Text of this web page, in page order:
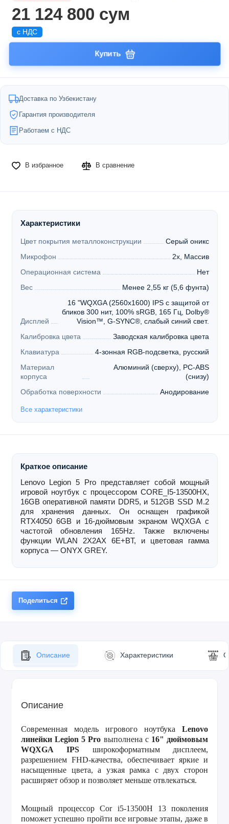
21 124 800 сум
с НДС
Купить
Доставка по Узбекистану
Гарантия производителя
Работаем с НДС
В избранное В сравнение
Характеристики
Цвет покрытия металлоконструкции
Серый оникс
Микрофон
2x, Массив
Операционная система
Нет
Вес
Менее 2,55 кг (5,6 фунта)
Дисплей
16 "WQXGA (2560x1600) IPS с защитой от
бликов 300 нит, 100% sRGB, 165 Гц, Dolby®
Vision™, G-SYNC®, слабый синий свет.
Калибровка цвета
Заводская калибровка цвета
Клавиатура
4-зонная RGB-подсветка, русский
Материал
корпуса
Алюминий (сверху), PC-ABS
(снизу)
Обработка поверхности
Анодирование
Все характеристики
Краткое описание
Lenovo Legion 5 Pro представляет собой мощный
игровой ноутбук с процессором CORE_I5-13500HX,
16GB оперативной памяти DDR5, и 512GB SSD M.2
для хранения данных. Он оснащен графикой
RTX4050 6GB и 16-дюймовым экраном WQXGA с
частотой обновления 165Hz. Также включены
функции WLAN 2X2AX 6E+BT, и цветовая гамма
корпуса — ONYX GREY.
Поделиться
Описание Характеристики
Описание
Современная модель игрового ноутбука Lenovo
линейки Legion 5 Pro выполнена с16" дюймовым
WQXGA
IPS широкоформатным дисплеем,
разрешением FHD-качества, обеспечивает яркие и
насыщенные цвета, а узкая рамка с двух сторон
расширяет обзор и позволяет меньше отвлекаться.
Мощный процессор Cor i5-13500H 13 поколения
поможет успешно пройти все игровые этапы, даже в